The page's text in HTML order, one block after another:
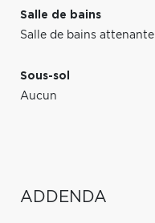
Salle de bains
Salle de bains attenante
Sous-sol
Aucun
ADDENDA